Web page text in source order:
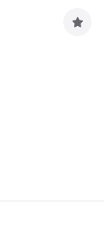
구